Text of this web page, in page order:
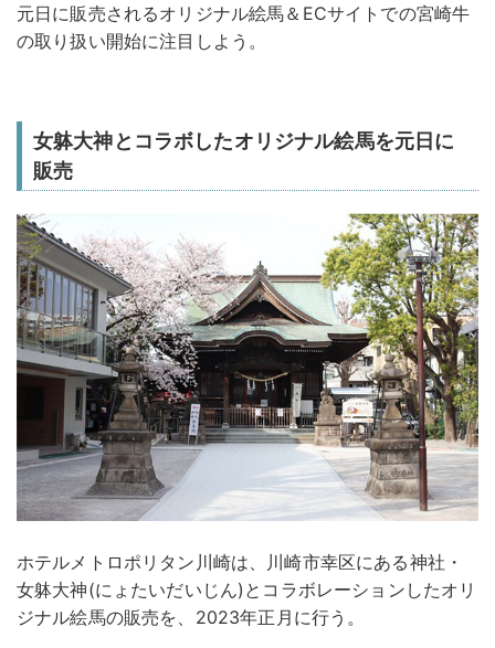
元日に販売されるオリジナル絵馬＆ECサイトでの宮崎牛
の取り扱い開始に注目しよう。
女躰大神とコラボしたオリジナル絵馬を元日に
販売
ホテルメトロポリタン川崎は、川崎市幸区にある神社・
女躰大神(にょたいだいじん)とコラボレーションしたオリ
ジナル絵馬の販売を、2023年正月に行う。